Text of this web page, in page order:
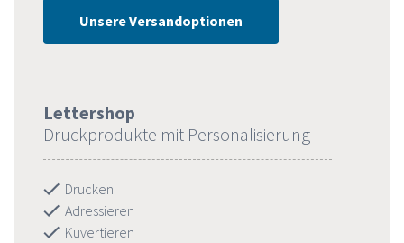
Unsere Versandoptionen
Lettershop
Druckprodukte mit Personalisierung
Drucken
Adressieren
Kuvertieren